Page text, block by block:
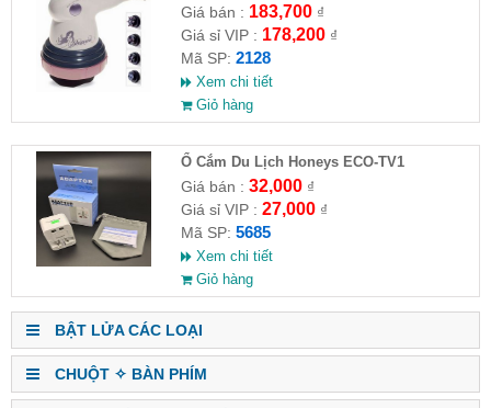
HĐ )
Giá bán : 183,700₫
Giá sỉ VIP : 178,200₫
Mã SP: 2128
Xem chi tiết
Giỏ hàng
Ổ Cắm Du Lịch Honeys ECO-TV1
Giá bán : 32,000₫
Giá sỉ VIP : 27,000₫
Mã SP: 5685
Xem chi tiết
Giỏ hàng
BẬT LỬA CÁC LOẠI
CHUỘT ✧ BÀN PHÍM